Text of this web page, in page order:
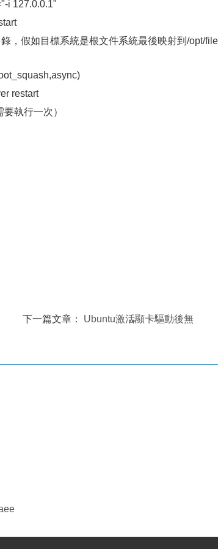
i 127.0.0.1"
，假如目標系統是根文件系統最後映射到/opt/
restart
執行一次）
下一篇文章： Ubuntu激活顯卡驅動後無